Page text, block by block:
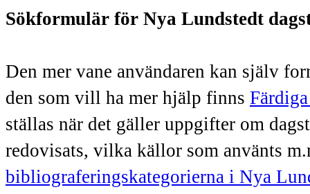
Sökformulär för Nya Lundstedt
Den mer vane användaren kan själv
den som vill ha mer hjälp finns
ställas när det gäller uppgifter om
redovisats, vilka källor som använts
bibliograferingskategorierna i Nya